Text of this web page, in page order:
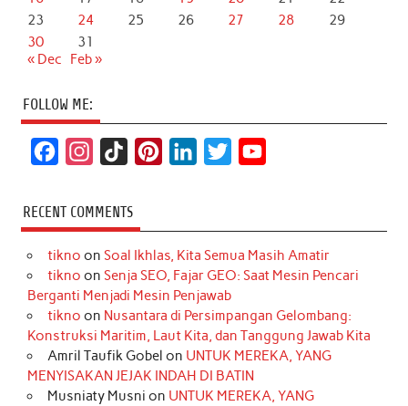
23
24 25 26 27 28
29
30
31
« Dec
Feb »
FOLLOW ME:
c
e
b
o
k
s
t
a
r
a
m
k
T
o
k
t
e
r
e
s
t
k
e
d
I
n
t
t
r
T
u
e
RECENT COMMENTS
tikno on Soal Ikhlas, Kita Semua Masih Amatir
tikno on Senja SEO, Fajar GEO: Saat Mesin Pencari
Berganti Menjadi Mesin Penjawab
tikno on Nusantara di Persimpangan Gelombang:
Konstruksi Maritim, Laut Kita, dan Tanggung Jawab Kita
Amril Taufik Gobel on UNTUK MEREKA, YANG
MENYISAKAN JEJAK INDAH DI BATIN
Musniaty Musni on UNTUK MEREKA, YANG